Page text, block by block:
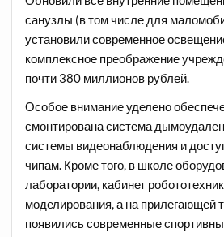
санузлы (в том числе для
установили современное
комплексное преображение
почти 380 миллионов рублей.
Особое внимание уделено
смонтирована система
системы видеонаблюдения и
чипам. Кроме того, в школе
лаборатории, кабинет
моделирования, а на прилегающей
появились современные